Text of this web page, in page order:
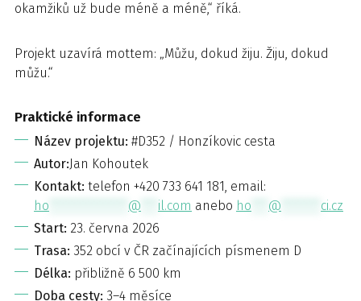
okamžiků už bude méně a méně,“ říká.
Projekt uzavírá mottem: „Můžu, dokud žiju. Žiju, dokud
můžu.“
Praktické informace
Název projektu: #D352 / Honzíkovic cesta
Autor:Jan Kohoutek
Kontakt: telefon +420 733 641 181, email:
ho
@ il.com anebo ho @
ci.cz
Start: 23. června 2026
Trasa: 352 obcí v ČR začínajících písmenem D
Délka: přibližně 6 500 km
Doba cesty: 3–4 měsíce